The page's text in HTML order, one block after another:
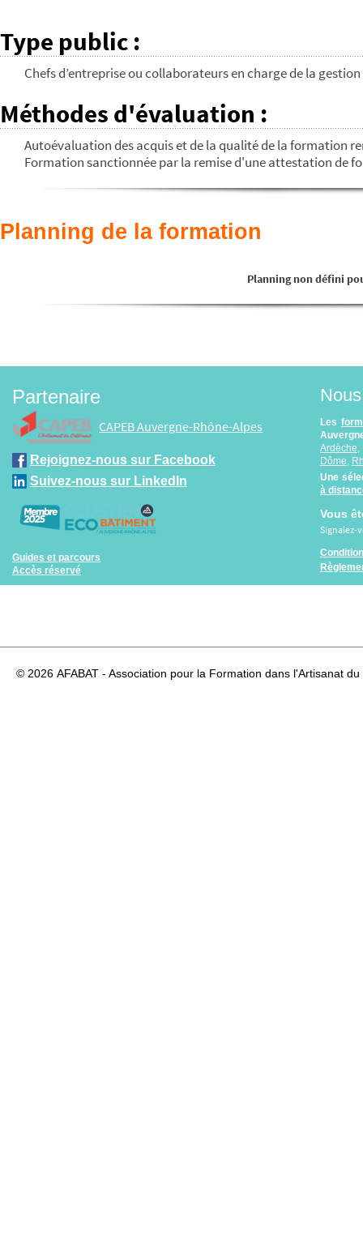
Type public :
Chefs d’entreprise ou collaborateurs en charge de la
Méthodes d'évaluation :
Autoévaluation des acquis et de la qualité de la formation
Formation sanctionnée par la remise d'une attestation de
Planning de la formation
Planning non défini
Partenaire
CAPEB Auvergne-Rhône-Alpes
Rejoignez-nous sur Facebook
Suivez-nous sur LinkedIn
Guides et parcours
Accès réservé
Les
Ardèche
Dôme,
Une
à
Vous
Signalez-
© 2026 AFABAT - Association pour la Formation dans l'Artisanat du